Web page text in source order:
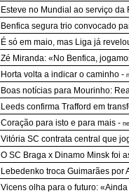
Esteve no Mundial ao serviço
Benfica segura trio convocado
É só em maio, mas Liga já
Zé Miranda: «No Benfica,
Horta volta a indicar o caminho -
Boas notícias para Mourinho:
Leeds confirma Trafford em
Coração para isto e para mais -
Vitória SC contrata central que
O SC Braga x Dinamo Minsk foi
Lebedenko troca Guimarães por
Vicens olha para o futuro: